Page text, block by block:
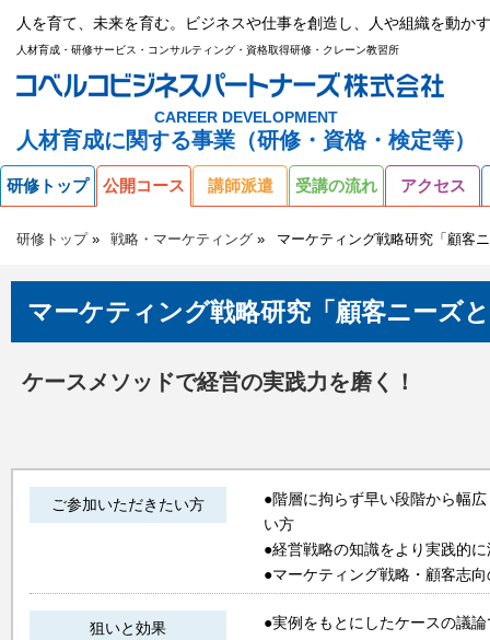
人を育て、未来を育む。ビジネスや仕事を創造し、人や組織を動か
人材育成・研修サービス・コンサルティング・資格取得研修・クレーン教習所
CAREER DEVELOPMENT
人材育成に関する事業（研修・資格・検定等）
研修トップ 公開コース 講師派遣 受講の流れ アクセス
研修トップ 戦略・マーケティング マーケティング戦略研究「顧客
マーケティング戦略研究「顧客ニーズ
ケースメソッドで経営の実践力を磨く！
ご参加いただきたい方
●階層に拘らず早い段階から幅
い方
●経営戦略の知識をより実践的
●マーケティング戦略・顧客志
狙いと効果
●実例をもとにしたケースの議